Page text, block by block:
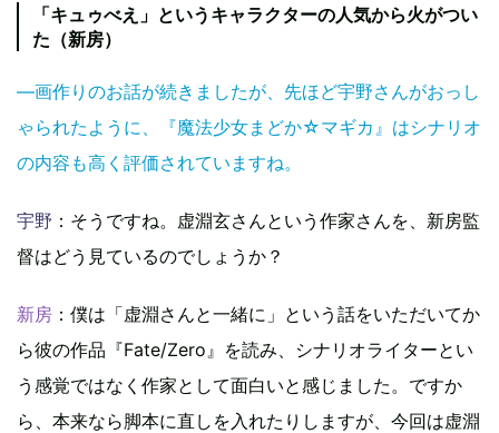
「キュゥべえ」というキャラクターの人気から火がつい
た（新房）
―画作りのお話が続きましたが、先ほど宇野さんがおっし
ゃられたように、『魔法少女まどか☆マギカ』はシナリオ
の内容も高く評価されていますね。
宇野 ：そうですね。虚淵玄さんという作家さんを、新房監
督はどう見ているのでしょうか？
新房 ：僕は「虚淵さんと一緒に」という話をいただいてか
ら彼の作品『Fate/Zero』を読み、シナリオライターとい
う感覚ではなく作家として面白いと感じました。ですか
ら、本来なら脚本に直しを入れたりしますが、今回は虚淵